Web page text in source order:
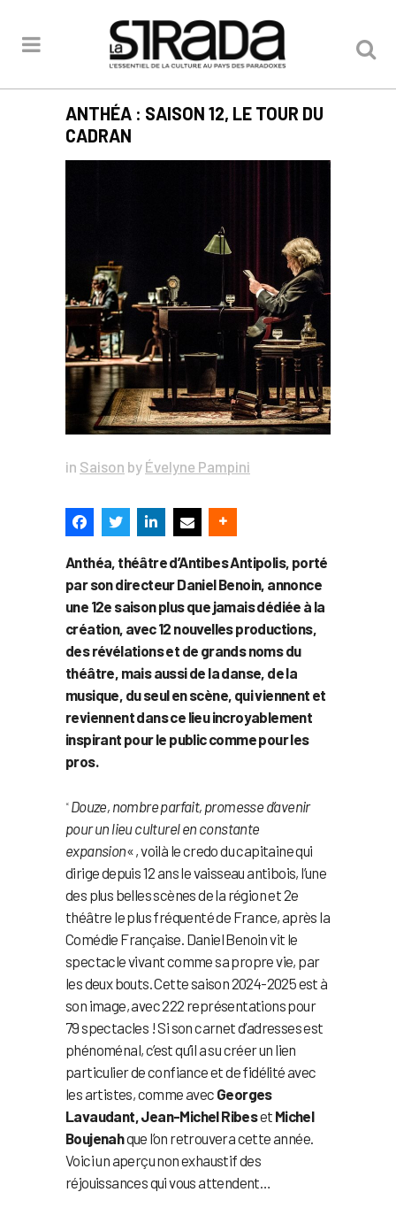
ANTHÉA : SAISON 12, LE TOUR DU
CADRAN
in Saison by Évelyne Pampini
Anthéa, théâtre d’Antibes Antipolis, porté
par son directeur Daniel Benoin, annonce
une 12e saison plus que jamais dédiée à la
création, avec 12 nouvelles productions,
des révélations et de grands noms du
théâtre, mais aussi de la danse, de la
musique, du seul en scène, qui viennent et
reviennent dans ce lieu incroyablement
inspirant pour le public comme pour les
pros.
« Douze, nombre parfait, promesse d’avenir
pour un lieu culturel en constante
expansion« , voilà le credo du capitaine qui
dirige depuis 12 ans le vaisseau antibois, l’une
des plus belles scènes de la région et 2e
théâtre le plus fréquenté de France, après la
Comédie Française. Daniel Benoin vit le
spectacle vivant comme sa propre vie, par
les deux bouts. Cette saison 2024-2025 est à
son image, avec 222 représentations pour
79 spectacles ! Si son carnet d’adresses est
phénoménal, c’est qu’il a su créer un lien
particulier de confiance et de fidélité avec
les artistes, comme avec Georges
Lavaudant, Jean-Michel Ribeset Michel
Boujenahque l’on retrouvera cette année.
Voici un aperçu non exhaustif des
réjouissances qui vous attendent…